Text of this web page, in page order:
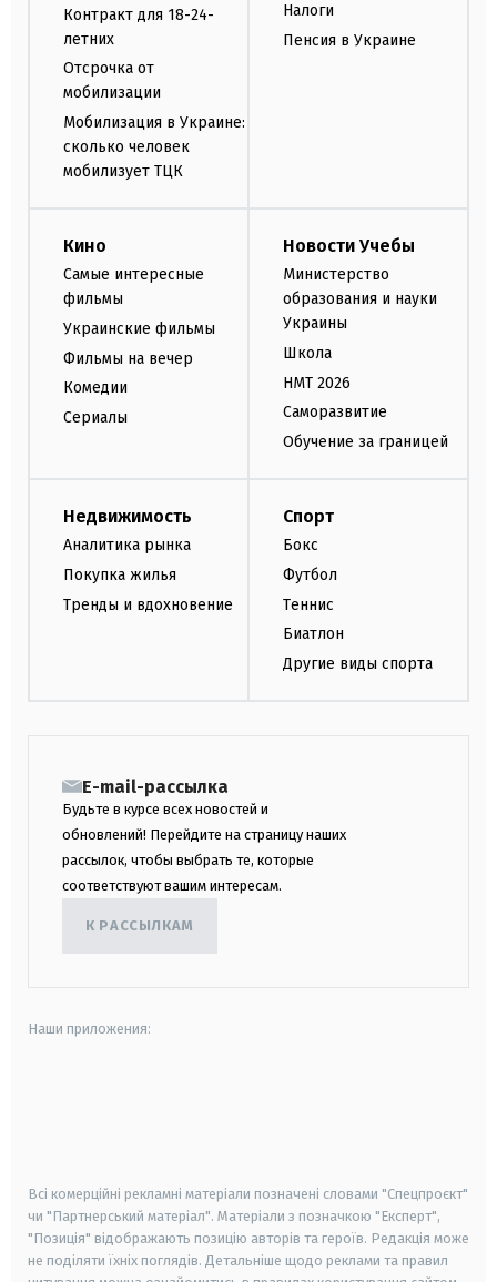
Контракт для 18-24-
летних
Отсрочка от
мобилизации
Мобилизация в Украине:
сколько человек
мобилизует ТЦК
Налоги
Пенсия в Украине
Кино
Самые интересные
фильмы
Украинские фильмы
Фильмы на вечер
Комедии
Сериалы
Новости Учебы
Министерство
образования и науки
Украины
Школа
НМТ 2026
Саморазвитие
Обучение за границей
Недвижимость
Аналитика рынка
Покупка жилья
Тренды и вдохновение
Спорт
Бокс
Футбол
Теннис
Биатлон
Другие виды спорта
E-mail-рассылка
Будьте в курсе всех новостей и
обновлений! Перейдите на страницу наших
рассылок, чтобы выбрать те, которые
соответствуют вашим интересам.
К РАССЫЛКАМ
Наши приложения:
Всі комерційні рекламні матеріали позначені словами "Спецпроєкт"
чи "Партнерський матеріал". Матеріали з позначкою "Експерт",
"Позиція" відображають позицію авторів та героїв. Редакція може
не поділяти їхніх поглядів. Детальніше щодо реклами та правил